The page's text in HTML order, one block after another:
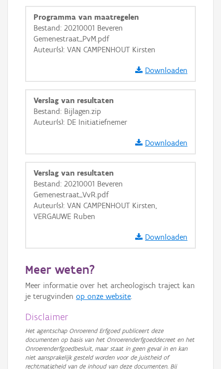
i
+ −
Basis Lagen
Ortho
GRB-Basiskaart in grijswaarden
Programma van maatregelen
Bestand: 20210001 Beveren
Gemenestraat_PvM.pdf
Auteur(s): VAN CAMPENHOUT Kirsten
Downloaden
Verslag van resultaten
Bestand: Bijlagen.zip
Auteur(s): DE Initiatiefnemer
Downloaden
Verslag van resultaten
Bestand: 20210001 Beveren
Gemenestraat_VvR.pdf
Auteur(s): VAN CAMPENHOUT Kirsten,
VERGAUWE Ruben
Downloaden
Meer weten?
Meer informatie over het archeologisch traject kan
je terugvinden op onze website.
Disclaimer
Het agentschap Onroerend Erfgoed publiceert deze
documenten op basis van het Onroerenderfgoeddecreet en het
Onroerenderfgoedbesluit, maar staat in geen geval in en kan
niet aansprakelijk gesteld worden voor de juistheid of
rechtmatigheid van de inhoud van deze documenten. Bij